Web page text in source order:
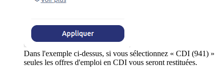
Dans l'exemple ci-dessus, si vous sélectionnez « CDI (941) »
seules les offres d'emploi en CDI vous seront restituées.